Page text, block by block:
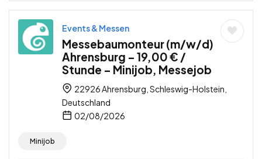
Events & Messen
Messebaumonteur (m/w/d)
Ahrensburg – 19,00 € /
Stunde – Minijob, Messejob
22926 Ahrensburg, Schleswig-Holstein,
Deutschland
02/08/2026
Minijob